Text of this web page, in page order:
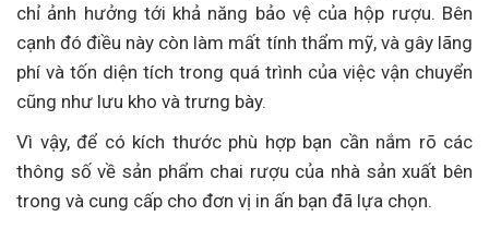
chỉ ảnh hưởng tới khả năng bảo vệ của hộp rượu. Bên
cạnh đó điều này còn làm mất tính thẩm mỹ, và gây lãng
phí và tốn diện tích trong quá trình của việc vận chuyển
cũng như lưu kho và trưng bày.
Vì vậy, để có kích thước phù hợp bạn cần nắm rõ các
thông số về sản phẩm chai rượu của nhà sản xuất bên
trong và cung cấp cho đơn vị in ấn bạn đã lựa chọn.